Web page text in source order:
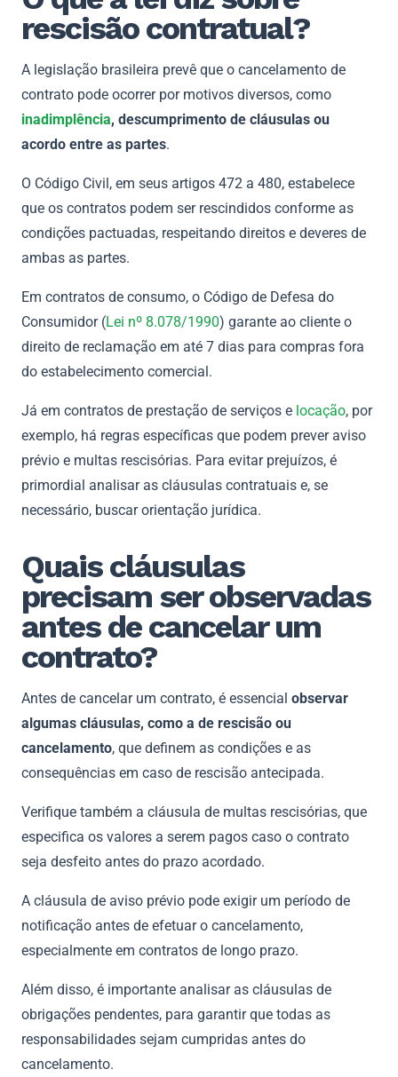
rescisão contratual?
A legislação brasileira prevê que o cancelamento de
contrato pode ocorrer por motivos diversos, como
inadimplência, descumprimento de cláusulas ou
acordo entre as partes.
O Código Civil, em seus artigos 472 a 480, estabelece
que os contratos podem ser rescindidos conforme as
condições pactuadas, respeitando direitos e deveres de
ambas as partes.
Em contratos de consumo, o Código de Defesa do
Consumidor (Lei nº 8.078/1990) garante ao cliente o
direito de reclamação em até 7 dias para compras fora
do estabelecimento comercial.
Já em contratos de prestação de serviços e locação, por
exemplo, há regras específicas que podem prever aviso
prévio e multas rescisórias. Para evitar prejuízos, é
primordial analisar as cláusulas contratuais e, se
necessário, buscar orientação jurídica.
Quais cláusulas
precisam ser observadas
antes de cancelar um
contrato?
Antes de cancelar um contrato, é essencial observar
algumas cláusulas, como a de rescisão ou
cancelamento, que definem as condições e as
consequências em caso de rescisão antecipada.
Verifique também a cláusula de multas rescisórias, que
especifica os valores a serem pagos caso o contrato
seja desfeito antes do prazo acordado.
A cláusula de aviso prévio pode exigir um período de
notificação antes de efetuar o cancelamento,
especialmente em contratos de longo prazo.
Além disso, é importante analisar as cláusulas de
obrigações pendentes, para garantir que todas as
responsabilidades sejam cumpridas antes do
cancelamento.